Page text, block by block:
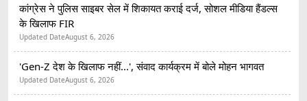
कांग्रेस ने पुलिस साइबर सेल में शिकायत कराई दर्ज, सोशल मीडिया हैंडल्स
के खिलाफ FIR
Updated DateAugust 6, 2026
'Gen-Z देश के खिलाफ नहीं...', संवाद कार्यक्रम में बोले मोहन भागवत
Updated DateAugust 6, 2026